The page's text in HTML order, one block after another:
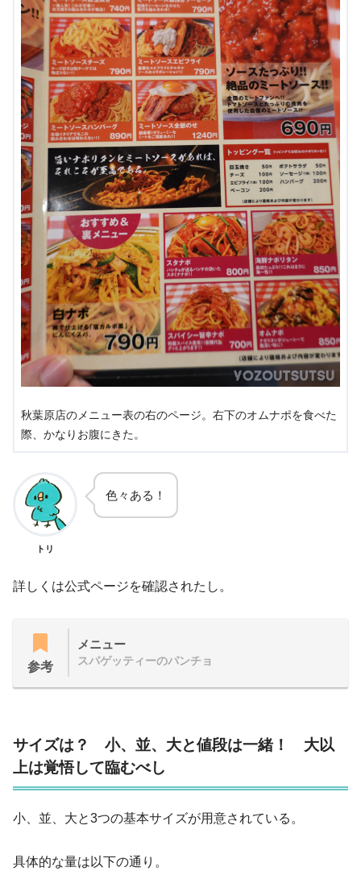
秋葉原店のメニュー表の右のページ。右下のオムナポを食べた
際、かなりお腹にきた。
トリ
色々ある！
詳しくは公式ページを確認されたし。
参考
メニュー
スパゲッティーのパンチョ
サイズは？ 小、並、大と値段は一緒！ 大以
上は覚悟して臨むべし
小、並、大と3つの基本サイズが用意されている。
具体的な量は以下の通り。